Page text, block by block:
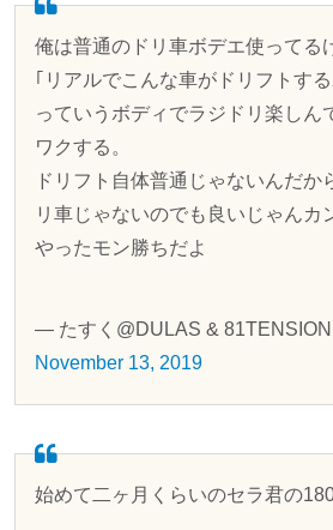
俺は普通のドリ車ボデエ使ってる
｢リアルでこんな車がドリフトす
っていうボディでラジドリ楽しん
ワクする。
ドリフト自体普通じゃないんだか
リ車じゃないのでも良いじゃんカ
やったモン勝ちだよ
— たすく@DULAS &
November 13, 2019
始めて二ヶ月くらいのセラ君の180